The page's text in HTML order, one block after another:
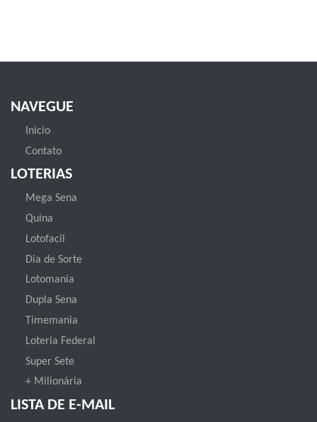
NAVEGUE
Inicio
Contato
LOTERIAS
Mega Sena
Quina
Lotofacil
Dia de Sorte
Lotomania
Dupla Sena
Timemania
Loteria Federal
Super Sete
+ Milionária
LISTA DE E-MAIL